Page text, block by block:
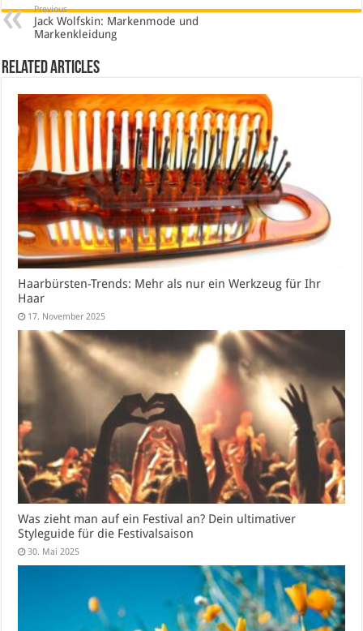
Previous
Jack Wolfskin: Markenmode und
Markenkleidung
Related Articles
Haarbürsten-Trends: Mehr als nur ein Werkzeug für Ihr
Haar
17. November 2025
Was zieht man auf ein Festival an? Dein ultimativer
Styleguide für die Festivalsaison
30. Mai 2025